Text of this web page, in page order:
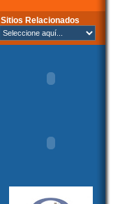
Sitios Relacionados